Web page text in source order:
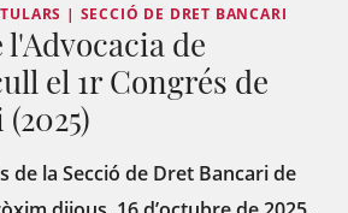
| SECCIÓ DE DRET BANCARI
l'Advocacia de
el 1r Congrés de
de la Secció de Dret Bancari de